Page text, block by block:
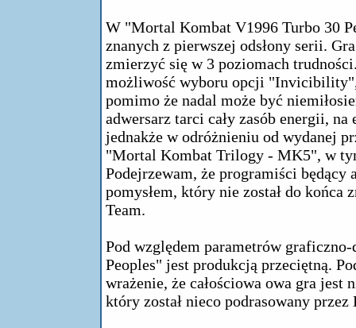
W "Mortal Kombat V1996 Turbo 30
znanych z pierwszej odsłony serii.
zmierzyć się w 3 poziomach
możliwość wyboru opcji
pomimo że nadal może być
adwersarz tarci cały zasób energii,
jednakże w odróżnieniu od wydanej
"Mortal Kombat Trilogy - MK5", w
Podejrzewam, że programiści będący
pomysłem, który nie został do
Team.
Pod względem parametrów
Peoples" jest produkcją przeciętną.
wrażenie, że całościowa owa gra
który został nieco podrasowany